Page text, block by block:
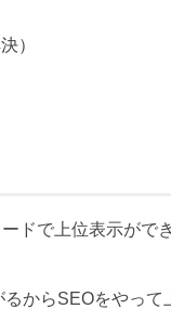
）
ドで上位表示がで
からSEOをやって